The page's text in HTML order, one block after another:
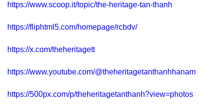
https://www.scoop.it/topic/the-heritage-tan-thanh
https://fliphtml5.com/homepage/rcbdv/
https://x.com/theheritagett
https://www.youtube.com/@theheritagetanthanhhanam
https://500px.com/p/theheritagetanthanh?view=photos